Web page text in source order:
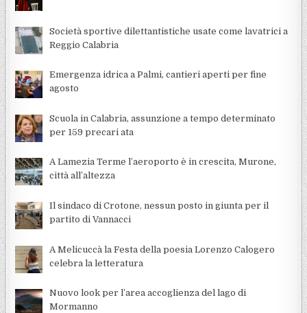
Società sportive dilettantistiche usate come lavatrici a
Reggio Calabria
Emergenza idrica a Palmi, cantieri aperti per fine
agosto
Scuola in Calabria, assunzione a tempo determinato
per 159 precari ata
A Lamezia Terme l’aeroporto è in crescita, Murone,
città all’altezza
Il sindaco di Crotone, nessun posto in giunta per il
partito di Vannacci
A Melicuccà la Festa della poesia Lorenzo Calogero
celebra la letteratura
Nuovo look per l’area accoglienza del lago di
Mormanno